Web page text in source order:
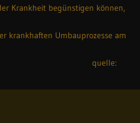
Krankheit begünstigen können,
krankhaften Umbauprozesse am